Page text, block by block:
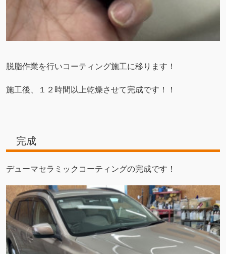
脱脂作業を行いコーティング施工に移ります！
施工後、１２時間以上乾燥させて完成です！！
完成
デューマセラミックコーティングの完成です！